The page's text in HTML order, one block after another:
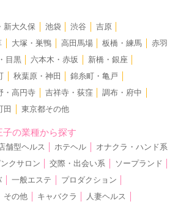
新大久保 池袋 渋谷 吉原
大塚・巣鴨 高田馬場 板橋・練馬
赤羽
目黒 六本木・赤坂 新橋・銀座
秋葉原・神田 錦糸町・亀戸
・高円寺 吉祥寺・荻窪 調布・府中
田 東京都その他
の業種から探す
舗型ヘルス ホテヘル
オナクラ・ハンド系
ンクサロン 交際・出会い系 ソープランド
一般エステ プロダクション
その他 キャバクラ 人妻ヘルス